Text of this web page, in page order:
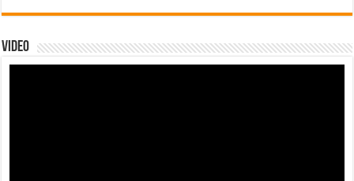
VIDEO